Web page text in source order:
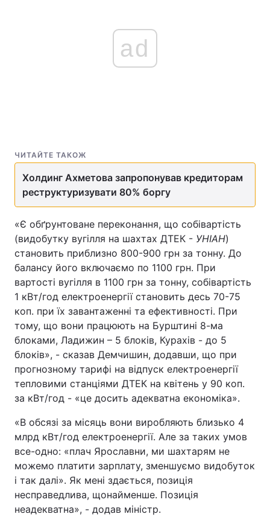
ad
ЧИТАЙТЕ ТАКОЖ
Холдинг Ахметова запропонував кредиторам
реструктуризувати 80% боргу
«Є обґрунтоване переконання, що собівартість
(видобутку вугілля на шахтах ДТЕК - УНІАН)
становить приблизно 800-900 грн за тонну. До
балансу його включаємо по 1100 грн. При
вартості вугілля в 1100 грн за тонну, собівартість
1 кВт/год електроенергії становить десь 70-75
коп. при їх завантаженні та ефективності. При
тому, що вони працюють на Бурштині 8-ма
блоками, Ладижин – 5 блоків, Курахів - до 5
блоків», - сказав Демчишин, додавши, що при
прогнозному тарифі на відпуск електроенергії
тепловими станціями ДТЕК на квітень у 90 коп.
за кВт/год - «це досить адекватна економіка».
«В обсязі за місяць вони виробляють близько 4
млрд кВт/год електроенергії. Але за таких умов
все-одно: «плач Ярославни, ми шахтарям не
можемо платити зарплату, зменшуємо видобуток
і так далі». Як мені здається, позиція
несправедлива, щонайменше. Позиція
неадекватна», - додав міністр.